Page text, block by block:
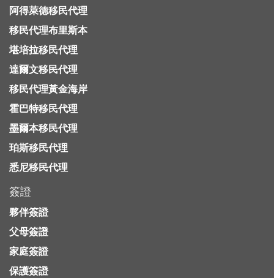
阿得萊德移民代理
移民代理布里斯本
堪培拉移民代理
達爾文移民代理
移民代理黃金海岸
霍巴特移民代理
墨爾本移民代理
珀斯移民代理
悉尼移民代理
簽證
夥伴簽證
父母簽證
家庭簽證
保護簽證